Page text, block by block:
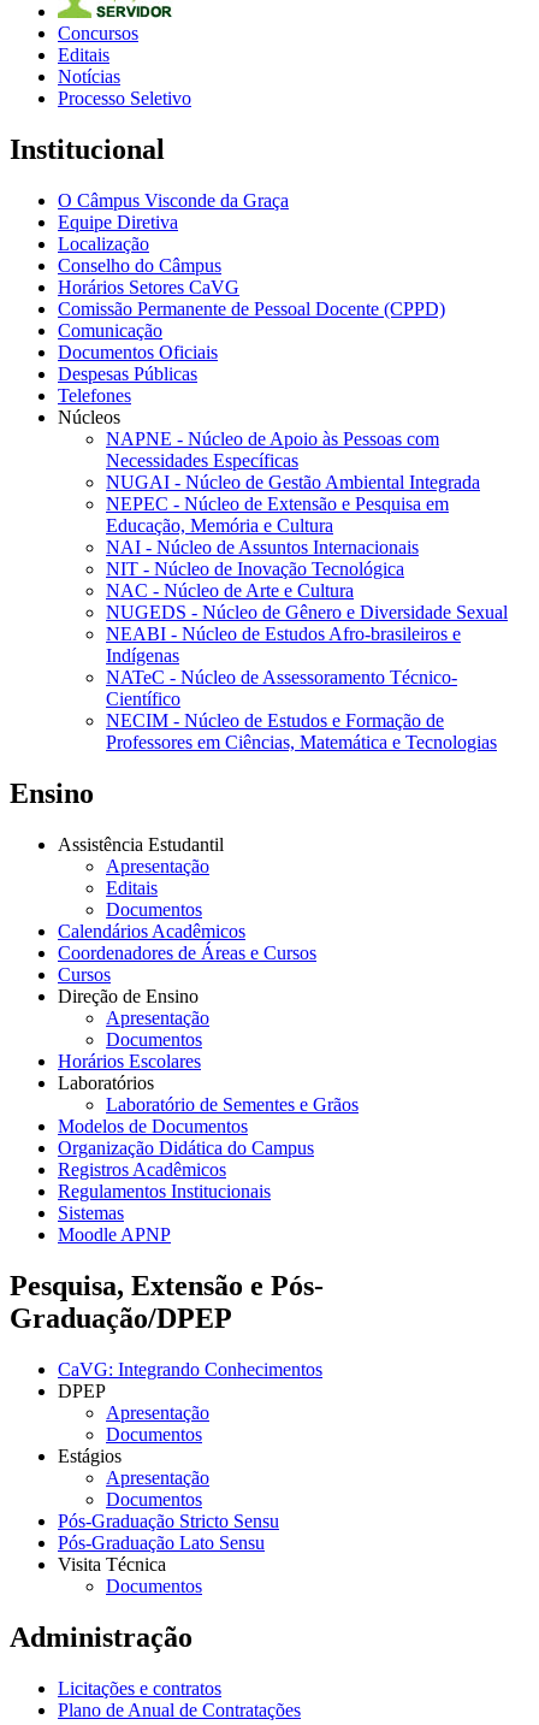
Concursos
Editais
Notícias
Processo Seletivo
Institucional
O Câmpus Visconde da Graça
Equipe Diretiva
Localização
Conselho do Câmpus
Horários Setores CaVG
Comissão Permanente de Pessoal Docente (CPPD)
Comunicação
Documentos Oficiais
Despesas Públicas
Telefones
Núcleos
NAPNE - Núcleo de Apoio às Pessoas com
Necessidades Específicas
NUGAI - Núcleo de Gestão Ambiental Integrada
NEPEC - Núcleo de Extensão e Pesquisa em
Educação, Memória e Cultura
NAI - Núcleo de Assuntos Internacionais
NIT - Núcleo de Inovação Tecnológica
NAC - Núcleo de Arte e Cultura
NUGEDS - Núcleo de Gênero e Diversidade Sexual
NEABI - Núcleo de Estudos Afro-brasileiros e
Indígenas
NATeC - Núcleo de Assessoramento Técnico-
Científico
NECIM - Núcleo de Estudos e Formação de
Professores em Ciências, Matemática e Tecnologias
Ensino
Assistência Estudantil
Apresentação
Editais
Documentos
Calendários Acadêmicos
Coordenadores de Áreas e Cursos
Cursos
Direção de Ensino
Apresentação
Documentos
Horários Escolares
Laboratórios
Laboratório de Sementes e Grãos
Modelos de Documentos
Organização Didática do Campus
Registros Acadêmicos
Regulamentos Institucionais
Sistemas
Moodle APNP
Pesquisa, Extensão e Pós-
Graduação/DPEP
CaVG: Integrando Conhecimentos
DPEP
Apresentação
Documentos
Estágios
Apresentação
Documentos
Pós-Graduação Stricto Sensu
Pós-Graduação Lato Sensu
Visita Técnica
Documentos
Administração
Licitações e contratos
Plano de Anual de Contratações